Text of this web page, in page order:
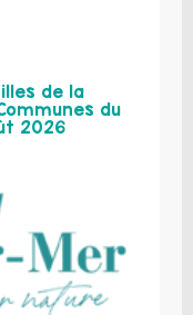
de la
du
2026